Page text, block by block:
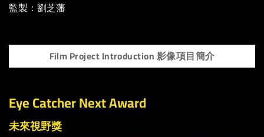
監製：劉芝藩
Film Project Introduction 影像項目簡介
Eye Catcher Next Award
未來視野獎